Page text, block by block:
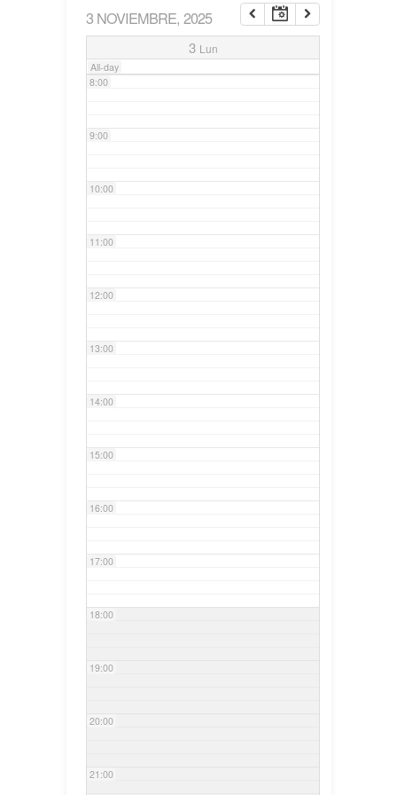
3 NOVIEMBRE, 2025
3 Lun
All-day
7:00
8:00
9:00
10:00
11:00
12:00
13:00
14:00
15:00
16:00
17:00
18:00
19:00
20:00
21:00